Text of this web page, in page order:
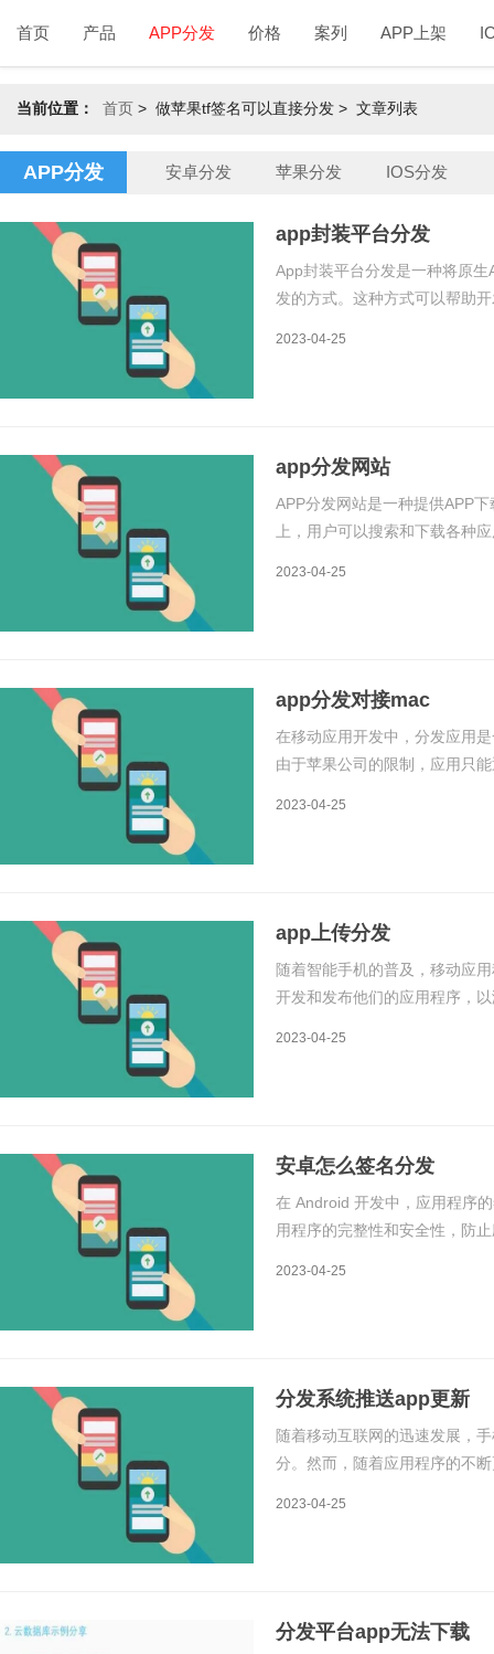
首页 产品 APP分发 价格 案列 APP上架
当前位置： 首页 > 做苹果tf签名可以直接分发 > 文章列表
APP分发 安卓分发 苹果分发 IOS分发
app封装平台分发
App封装平台分发是一种将原
发的方式。这种方式可以帮助
2023-04-25
app分发网站
APP分发网站是一种提供APP
上，用户可以搜索和下载各种
2023-04-25
app分发对接mac
在移动应用开发中，分发应用
由于苹果公司的限制，应用只
2023-04-25
app上传分发
随着智能手机的普及，移动应
开发和发布他们的应用程序，
2023-04-25
安卓怎么签名分发
在 Android 开发中，应用程序
用程序的完整性和安全性，防
2023-04-25
分发系统推送app更新
随着移动互联网的迅速发展，
分。然而，随着应用程序的不
2023-04-25
分发平台app无法下载